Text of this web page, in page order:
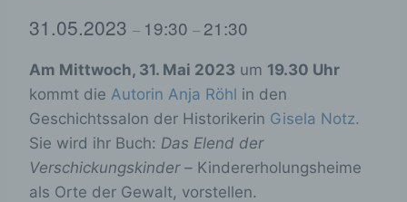
31.05.2023 – 19:30 – 21:30
Am Mittwoch, 31. Mai 2023 um 19.30 Uhr
kommt die Autorin Anja Röhl in den
Geschichtssalon der Historikerin Gisela Notz.
Sie wird ihr Buch: Das Elend der
Verschickungskinder – Kindererholungsheime
als Orte der Gewalt, vorstellen.